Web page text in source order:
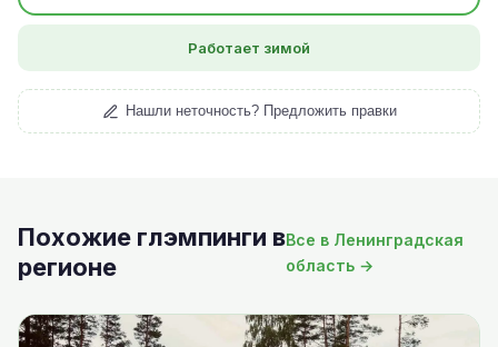
Работает зимой
Нашли неточность? Предложить правки
Похожие глэмпинги в
регионе
Все в Ленинградская
область →